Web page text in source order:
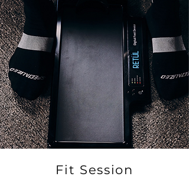
Fit Session